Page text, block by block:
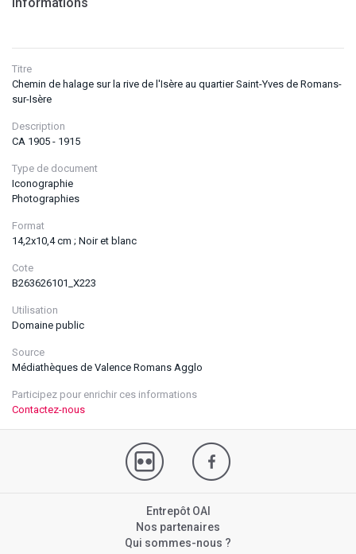
Titre
Chemin de halage sur la rive de l'Isère au quartier Saint-Yves de Romans-
sur-Isère
Description
CA 1905 - 1915
Type de document
Iconographie
Photographies
Format
14,2x10,4 cm ; Noir et blanc
Cote
B263626101_X223
Utilisation
Domaine public
Source
Médiathèques de Valence Romans Agglo
Participez pour enrichir ces informations
Contactez-nous
Entrepôt OAI
Nos partenaires
Qui sommes-nous ?